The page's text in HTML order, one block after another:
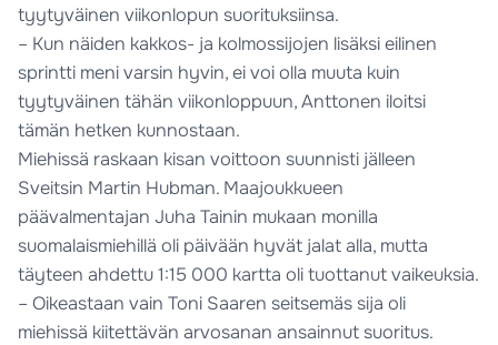
tyytyväinen viikonlopun suorituksiinsa.
– Kun näiden kakkos- ja kolmossijojen lisäksi eilinen
sprintti meni varsin hyvin, ei voi olla muuta kuin
tyytyväinen tähän viikonloppuun, Anttonen iloitsi
tämän hetken kunnostaan.
Miehissä raskaan kisan voittoon suunnisti jälleen
Sveitsin Martin Hubman. Maajoukkueen
päävalmentajan Juha Tainin mukaan monilla
suomalaismiehillä oli päivään hyvät jalat alla, mutta
täyteen ahdettu 1:15 000 kartta oli tuottanut vaikeuksia.
– Oikeastaan vain Toni Saaren seitsemäs sija oli
miehissä kiitettävän arvosanan ansainnut suoritus.